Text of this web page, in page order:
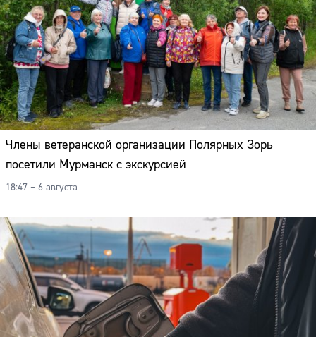
Члены ветеранской организации Полярных Зорь
посетили Мурманск с экскурсией
18:47 – 6 августа